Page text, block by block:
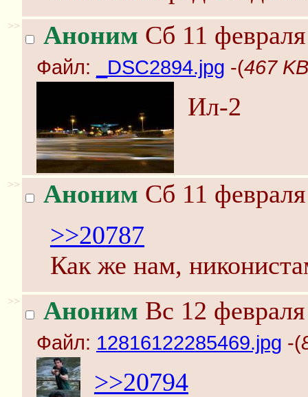
>> Аноним Сб 11
Файл: _DSC2894.jpg -(467
Ил-2
>> Аноним Сб 11
>>20787
Как же нам,
>> Аноним Вс 12
Файл: 12816122285469.jpg -(
>>20794